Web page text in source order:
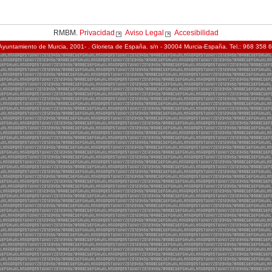
RMBM. Privacidad Aviso Legal Accesibilidad
de Murcia, 2001- . Glorieta de España. s/n - 30004 Murcia-España. Tel.: 968 358